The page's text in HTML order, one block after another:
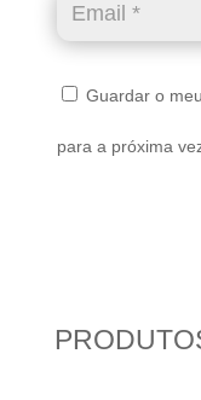
Guardar o
para a próxima